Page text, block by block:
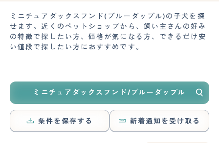
ミニチュアダックスフンド(ブルーダップル)の子犬を探
せます。近くのペットショップから、飼い主さんの好み
の特徴で探したい方、価格が気になる方、できるだけ安
い値段で探したい方におすすめです。
ミニチュアダックスフンド/ブルーダップル
条件を保存する 新着通知を受け取る